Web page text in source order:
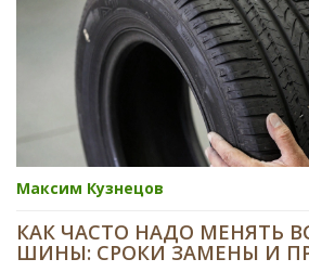
Максим Кузнецов
КАК ЧАСТО НАДО МЕНЯТЬ
ШИНЫ: СРОКИ ЗАМЕНЫ И